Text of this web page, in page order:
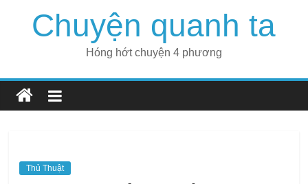
Chuyện quanh ta
Hóng hớt chuyện 4 phương
Thủ Thuật